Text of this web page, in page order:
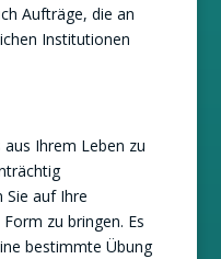
Aufträge, die an
Institutionen
Ihrem Leben zu
Sie auf Ihre
zu bringen. Es
bestimmte Übung